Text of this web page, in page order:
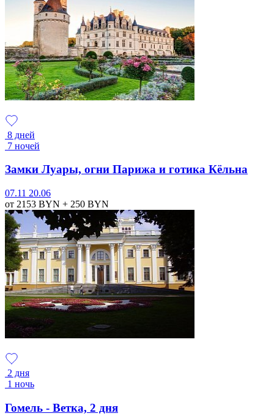
8 дней
7 ночей
Замки Луары, огни Парижа и готика Кёльна
07.11 20.06
от 2153 BYN + 250 BYN
2 дня
1 ночь
Гомель - Ветка, 2 дня